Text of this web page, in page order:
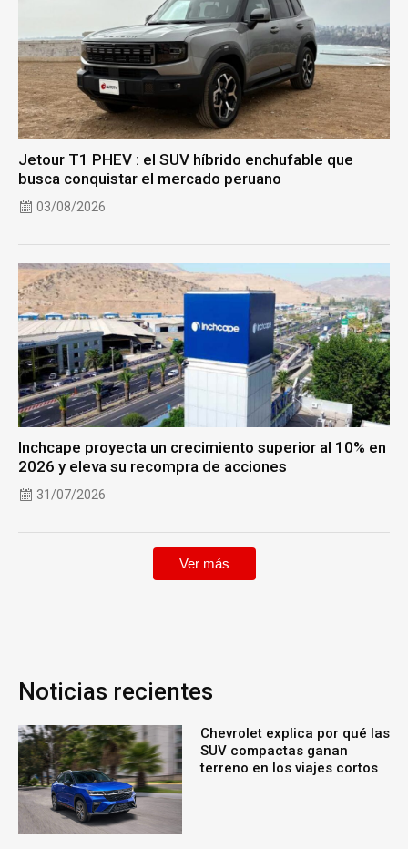
Jetour T1 PHEV : el SUV híbrido enchufable que
busca conquistar el mercado peruano
03/08/2026
Inchcape proyecta un crecimiento superior al 10% en
2026 y eleva su recompra de acciones
31/07/2026
Ver más
Noticias recientes
Chevrolet explica por qué las
SUV compactas ganan
terreno en los viajes cortos